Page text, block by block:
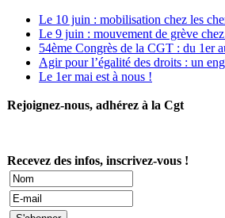
Le 10 juin : mobilisation chez les
Le 9 juin : mouvement de grève
54ème Congrès de la CGT : du 1er
Agir pour l’égalité des droits : un
Le 1er mai est à nous !
Rejoignez-nous, adhérez à la Cgt
Recevez des infos, inscrivez-vous !